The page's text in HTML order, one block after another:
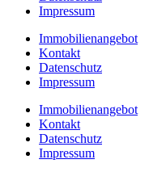
Impressum
Immobilienangebot
Kontakt
Datenschutz
Impressum
Immobilienangebot
Kontakt
Datenschutz
Impressum